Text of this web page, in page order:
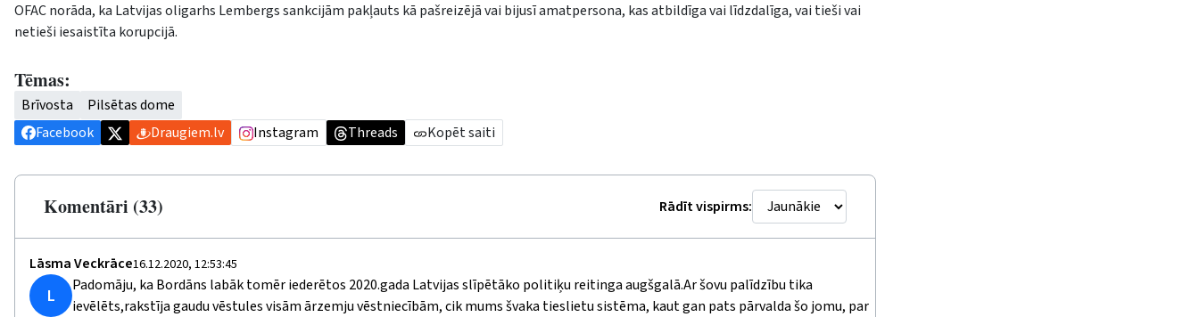
OFAC norāda, ka Latvijas oligarhs Lembergs sankcijām pakļauts kā pašreizējā vai bijusī amatpersona, kas atbildīga vai līdzdalīga, vai tieši vai
netieši iesaistīta korupcijā.
Tēmas:
Brīvosta
Pilsētas dome
Facebook
Draugiem.lv Instagram Threads Kopēt saiti
Komentāri (33) Rādīt vispirms:
Lāsma Veckrāce16.12.2020, 12:53:45
L
Padomāju, ka Bordāns labāk tomēr iederētos 2020.gada Latvijas slīpētāko politiķu reitinga augšgalā.Ar šovu palīdzību tika
ievēlēts,rakstīja gaudu vēstules visām ārzemju vēstniecībām, cik mums švaka tieslietu sistēma, kaut gan pats pārvalda šo jomu, par